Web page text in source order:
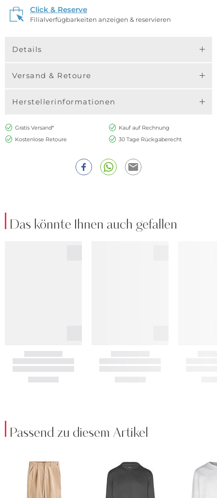
Click & Reserve
Filialverfügbarkeiten anzeigen & reservieren
Details
Versand & Retoure
Herstellerinformationen
Gratis Versand*
Kauf auf Rechnung
Kostenlose Retoure
30 Tage Rückgaberecht
Das könnte Ihnen auch gefallen
Passend zu diesem Artikel